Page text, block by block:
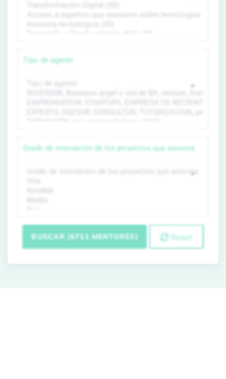
Tipo de agente
Grado de innovación de los proyectos que asesora
BUSCAR (6711 MENTORES) Reset